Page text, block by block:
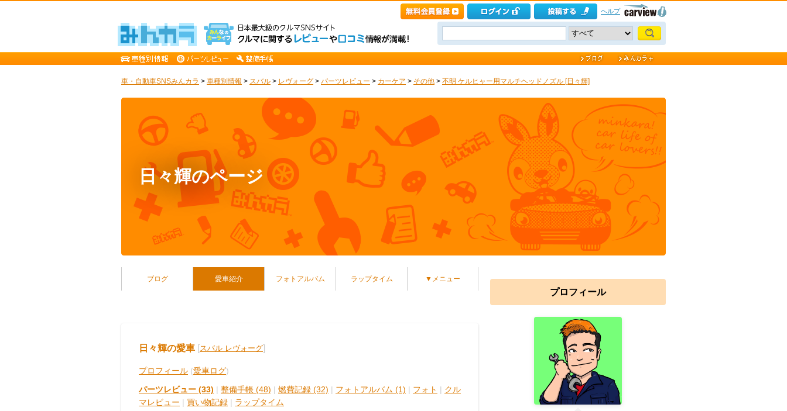
ヘルプ
車・自動車SNSみんカラ > 車種別情報 > スバル > レヴォーグ > パーツレビュー > カーケア > その他 > 不明 ケルヒャー用マルチヘッドノズル [日々輝]
日々輝のページ
ブログ 愛車紹介 フォトアルバム ラップタイム ▼メニュー
日々輝の愛車 [スバル レヴォーグ]
プロフィール (愛車ログ)
パーツレビュー (33) | 整備手帳 (48) | 燃費記録 (32) | フォトアルバム (1) | フォト | クル
マレビュー | 買い物記録 | ラップタイム
プロフィール